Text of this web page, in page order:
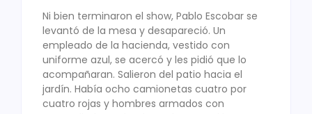
Ni bien terminaron el show, Pablo Escobar se
levantó de la mesa y desapareció. Un
empleado de la hacienda, vestido con
uniforme azul, se acercó y les pidió que lo
acompañaran. Salieron del patio hacia el
jardín. Había ocho camionetas cuatro por
cuatro rojas y hombres armados con